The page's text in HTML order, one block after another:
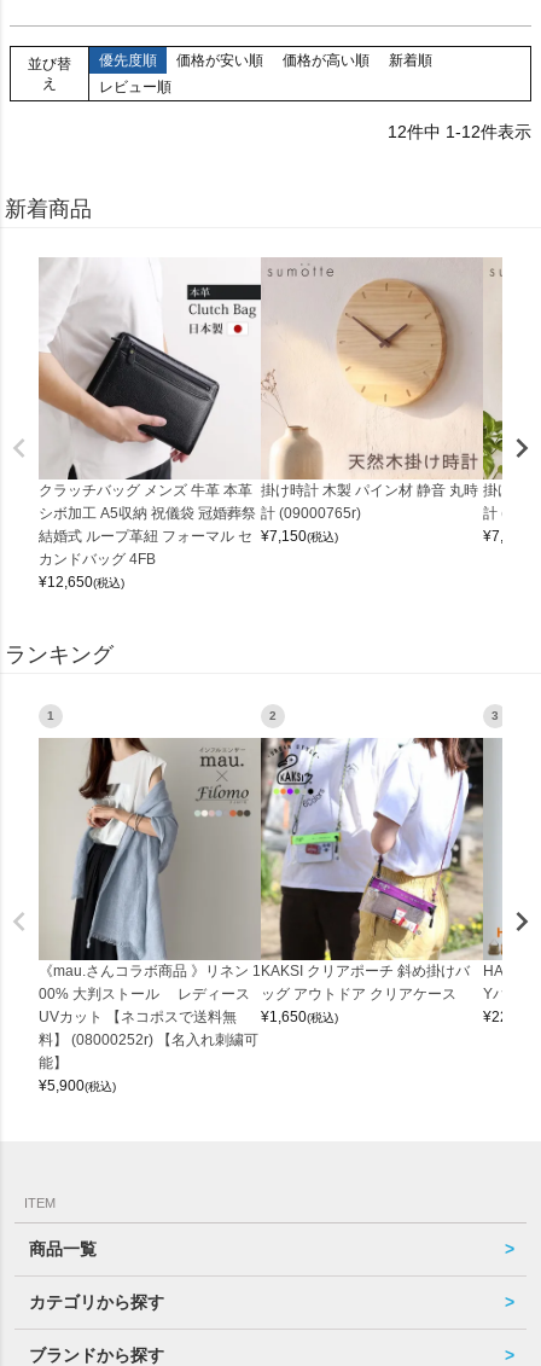
並び替
え
優先度順 価格が安い順 価格が高い順
新着順
レビュー順
12件中 1-12件表示
新着商品
クラッチバッグ メンズ 牛革 本革
シボ加工 A5収納 祝儀袋 冠婚葬祭
結婚式 ループ革紐 フォーマル セ
カンドバッグ 4FB
¥12,650(税込)
掛け時計 木製 パイン材 静音 丸時
計 (09000765r)
¥7,150(税込)
掛け時
計
¥7,150
ランキング
1
《mau.さんコラボ商品 》リネン 1
00% 大判ストール レディース
UVカット 【ネコポスで送料無
料】 (08000252r) 【名入れ刺繍可
能】
¥5,900(税込)
2
KAKSI クリアポーチ 斜め掛けバ
ッグ アウトドア クリアケース
¥1,650(税込)
3
Yバッグ
¥22,000
ITEM
商品一覧
カテゴリから探す
ブランドから探す